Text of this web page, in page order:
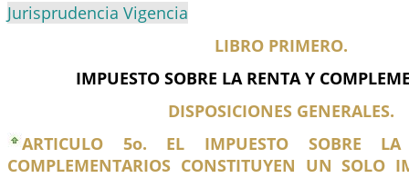
Jurisprudencia Vigencia
LIBRO PRIMERO.
IMPUESTO SOBRE LA RENTA Y
DISPOSICIONES GENERALES.
ARTICULO 5o. EL IMPUESTO SOBRE
COMPLEMENTARIOS CONSTITUYEN UN SOLO